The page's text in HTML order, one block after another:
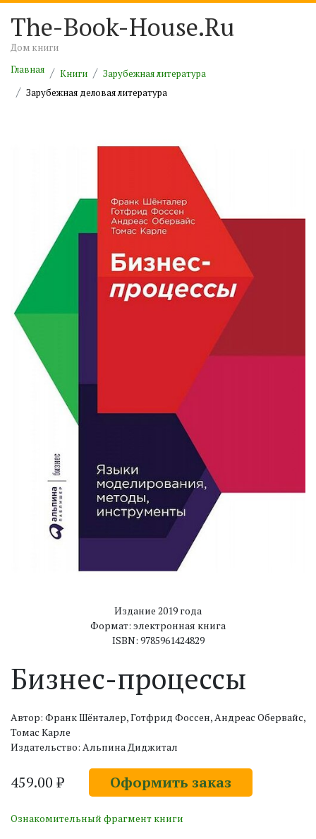
The-Book-House.Ru
Дом книги
Главная
Книги
Зарубежная литература
Зарубежная деловая литература
Издание 2019 года
Формат: электронная книга
ISBN: 9785961424829
Бизнес-процессы
Автор: Франк Шёнталер, Готфрид Фоссен, Андреас Обервайс,
Томас Карле
Издательство: Альпина Диджитал
459.00 ₽ Оформить заказ
Ознакомительный фрагмент книги